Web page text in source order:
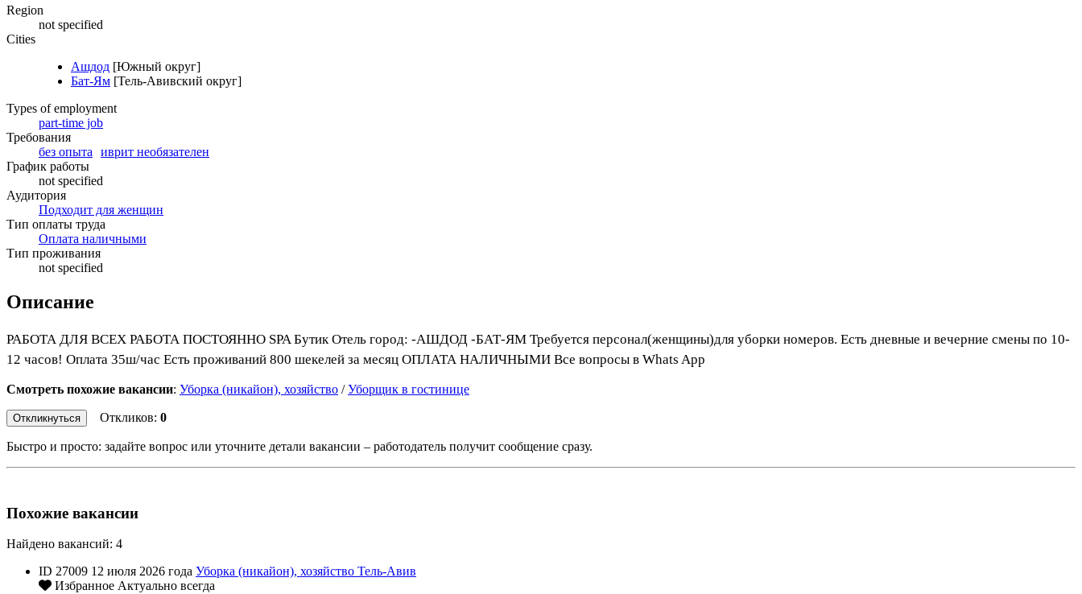
Region
not specified
Cities
Ашдод [Южный округ]
Бат-Ям [Тель-Авивский округ]
Types of employment
part-time job
Требования
без опыта
иврит необязателен
График работы
not specified
Аудитория
Подходит для женщин
Тип оплаты труда
Оплата наличными
Тип проживания
not specified
Описание
РАБОТА ДЛЯ ВСЕХ РАБОТА ПОСТОЯННО SPA Бутик Отель город: -АШДОД -БАТ-ЯМ Требуется персонал(женщины)для уборки номеров. Есть дневные и вечерние смены по 10-
12 часов! Оплата 35ш/час Есть проживаний 800 шекелей за месяц ОПЛАТА НАЛИЧНЫМИ Все вопросы в Whats App
Смотреть похожие вакансии: Уборка (никайон), хозяйство /Уборщик в гостинице
Откликнуться Откликов: 0
Быстро и просто: задайте вопрос или уточните детали вакансии – работодатель получит сообщение сразу.
Похожие вакансии
Найдено вакансий: 4
ID 27009 12 июля 2026 года Уборка (никайон), хозяйство Тель-Авив
Избранное Актуально всегда